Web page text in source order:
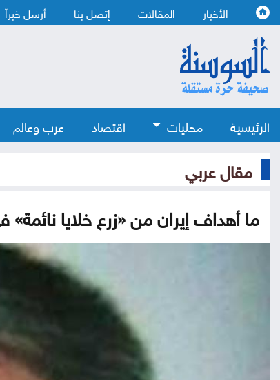
الأخبار المقالات إتصل بنا أرسل خبراً
الرئيسية محليات اقتصاد عرب وعالم
مقال عربي
ما أهداف إيران من «زرع خلايا